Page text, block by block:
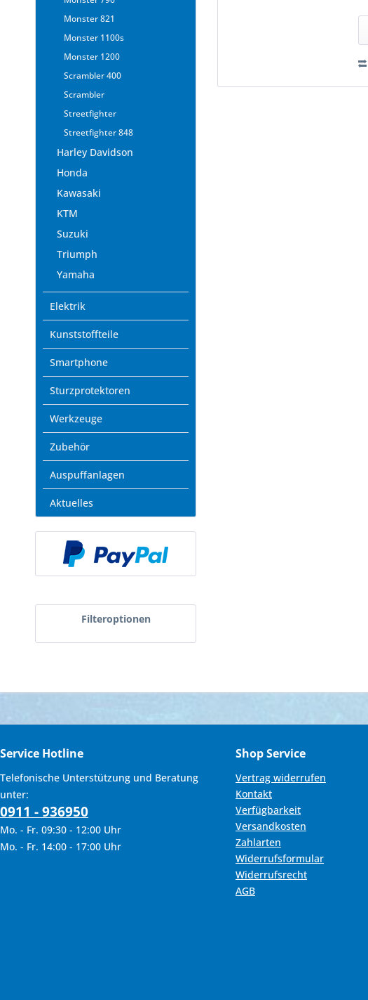
Monster 821
Monster 1100s
Monster 1200
Scrambler 400
Scrambler
Streetfighter
Streetfighter 848
Harley Davidson
Honda
Kawasaki
KTM
Suzuki
Triumph
Yamaha
Elektrik
Kunststoffteile
Smartphone
Sturzprotektoren
Werkzeuge
Zubehör
Auspuffanlagen
Aktuelles
Service Hotline
Telefonische Unterstützung und Beratung
unter:
0911 - 936950
Mo. - Fr. 09:30 - 12:00 Uhr
Mo. - Fr. 14:00 - 17:00 Uhr
Shop Service
Vertrag widerrufen
Kontakt
Verfügbarkeit
Versandkosten
Zahlarten
Widerrufsformular
Widerrufsrecht
AGB